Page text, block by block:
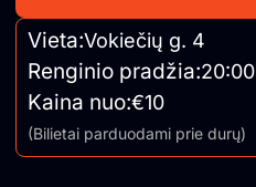
Vieta:Vokiečių g. 4
Renginio pradžia:20:00
Kaina nuo:€10
(Bilietai parduodami prie durų)